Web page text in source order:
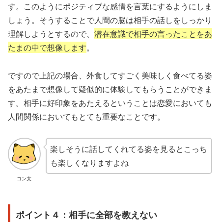
す。このようにポジティブな感情を言葉にするようにしま
しょう。そうすることで人間の脳は相手の話しをしっかり
理解しようとするので、 潜在意識で相手の言ったことをあ
たまの中で想像します。
ですので上記の場合、外食してすごく美味しく食べてる姿
をあたまで想像して疑似的に体験してもらうことができま
す。相手に好印象をあたえるということは恋愛においても
人間関係においてもとても重要なことです。
コン太
楽しそうに話してくれてる姿を見るとこっち
も楽しくなりますよね
ポイント４：相手に全部を教えない